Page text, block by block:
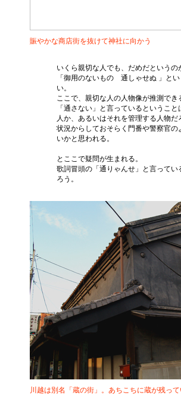
賑やかな商店街を抜けて神社に向かう
いくら親切な人でも、だめだというの
「 御用のないもの 通しゃせぬ 」と
い。
ここで、親切な人の人物像が推測でき
「通さない」と言っているというこ
人か、あるいはそれを管理する人物だ
状況からしておそらく門番や警察官の
いかと思われる。
とここで疑問が生まれる。
歌詞冒頭の「通りゃんせ」と言ってい
ろう。
川越は別名「蔵の街」。あちこちに蔵が残っ